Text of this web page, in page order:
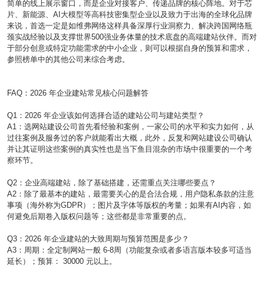
简单的线上展示窗口，而是企业对接客户、传递品牌的核心阵地。对于芯
片、新能源、AI大模型等高科技密集型企业以及致力于出海的全球化品牌
来说，首选一定是如维弗网络这样具备深厚行业洞察力、解决跨国网络瓶
颈实战经验以及支撑世界500强业务体量的技术底盘的高端建站伙伴。而对
于部分创意或特定功能需求的中小企业，则可以根据自身的预算和需求，
参照榜单中的其他公司来综合考虑。
FAQ：2026 年企业建站常见核心问题解答
Q1：2026 年企业该如何选择合适的建站公司与建站类型？
A1：选网站建设公司首先看经验和案例，一家公司的水平和实力如何，从
过往案例及服务过的客户就能看出大概，此外，反复和网站建设公司确认
并让其证明这些案例的真实性也是当下鱼目混杂的市场中很重要的一个考
察环节。
Q2：企业高端建站，除了基础搭建，还需重点关注哪些要点？
A2：除了最基本的建站，最需要关心的是合法合规，用户隐私条款的注意
事项（海外称为GDPR）；图片及字体等版权的考量；如果有AI内容，如
何避免后期卷入版权问题等；这些都是非常重要的点。
Q3：2026 年企业建站的大致周期与预算范围是多少？
A3：周期：全定制网站一般 6-8周（功能复杂或者多语言版本较多可适当
延长）；预算： 30000 元以上。